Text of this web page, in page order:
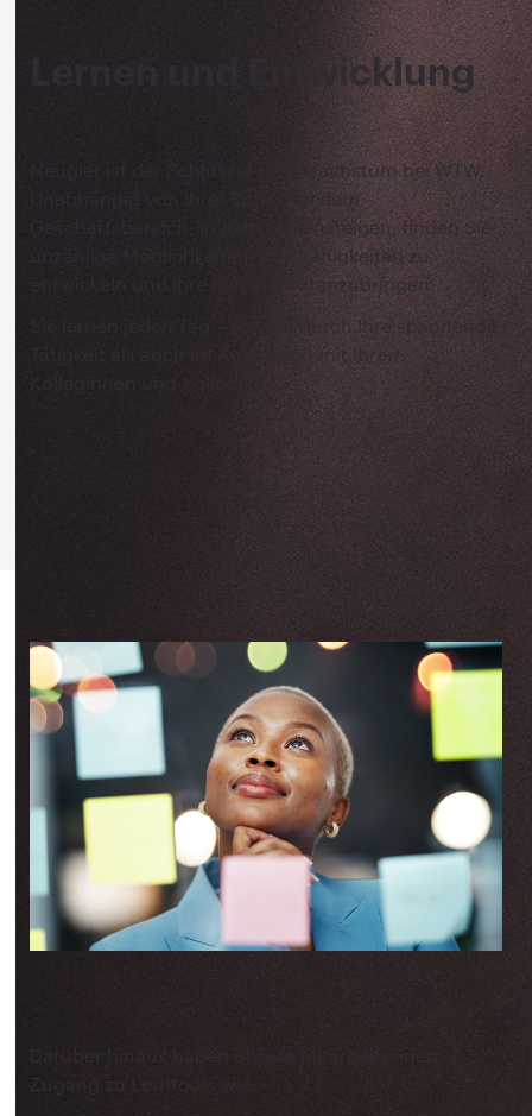
Lernen und Entwicklung
Neugier ist der Schlüssel zum Wachstum bei WTW.
Unabhängig von Ihrer Rolle und dem
Geschäftsbereich, in dem Sie einsteigen, finden Sie
unzählige Möglichkeiten, Ihre Fähigkeiten zu
entwickeln und Ihre Karriere voranzubringen.
Sie lernen jeden Tag – sowohl durch Ihre spannende
Tätigkeit als auch im Austausch mit Ihren
Darüber hinaus haben unsere Mitarbeitenden
Zugang zu Lerntools wie: